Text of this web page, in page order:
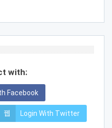
with:
Facebook
Login With Twitter